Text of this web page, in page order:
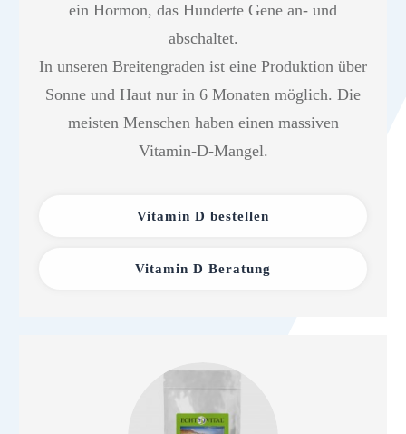
ein Hormon, das Hunderte Gene an- und
abschaltet.
In unseren Breitengraden ist eine Produktion über
Sonne und Haut nur in 6 Monaten möglich. Die
meisten Menschen haben einen massiven
Vitamin-D-Mangel.
Vitamin D bestellen
Vitamin D Beratung